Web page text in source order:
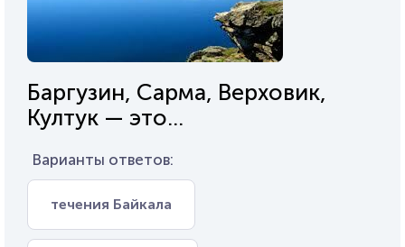
Баргузин, Сарма, Верховик,
Култук — это...
Варианты ответов:
течения Байкала